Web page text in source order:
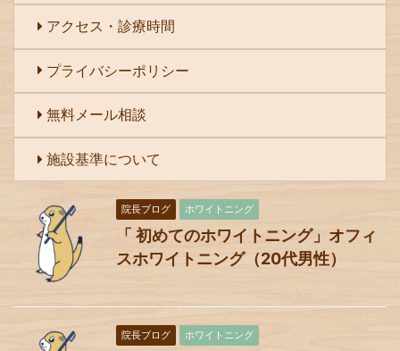
アクセス・診療時間
プライバシーポリシー
無料メール相談
施設基準について
院長ブログ ホワイトニング
「 初めてのホワイトニング」オフィ
スホワイトニング（20代男性）
院長ブログ ホワイトニング